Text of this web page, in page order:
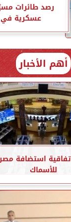
رصد طائرات
عسكرية في
أهم الأخبار
استضافة
للأسماك